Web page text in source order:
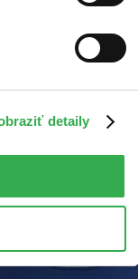
detaily